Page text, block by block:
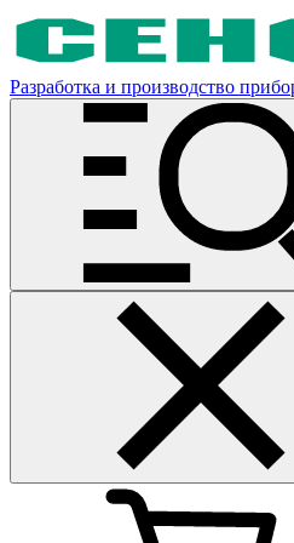
Разработка и производство